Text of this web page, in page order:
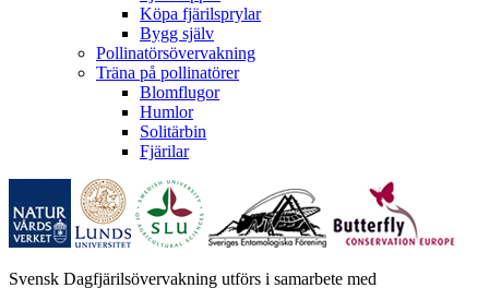
Köpa fjärilsprylar
Bygg själv
Pollinatörsövervakning
Träna på pollinatörer
Blomflugor
Humlor
Solitärbin
Fjärilar
Svensk Dagfjärilsövervakning utförs i samarbete med